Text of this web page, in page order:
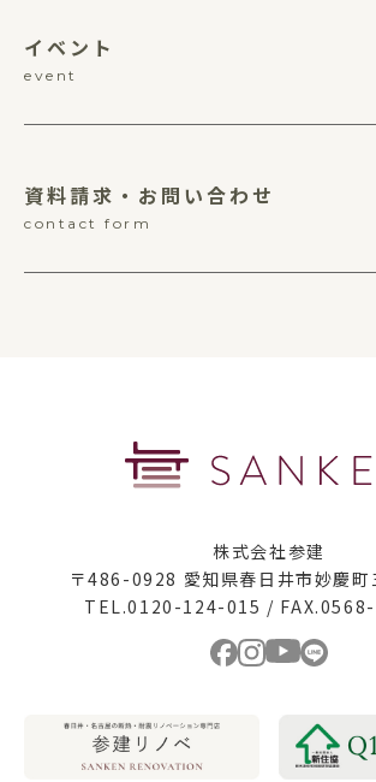
イベント
event
資料請求・お問い合わせ
contact form
株式会社参建
〒486-0928 愛知県春日井市妙慶町
TEL.0120-124-015 /